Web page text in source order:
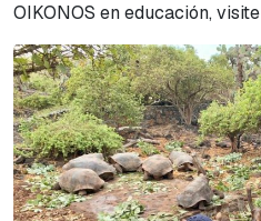
OIKONOS en educación, visite